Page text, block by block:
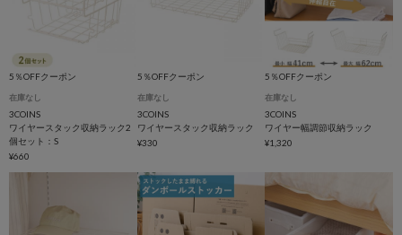
5％OFFクーポン
在庫なし
3COINS
ワイヤースタック収納ラック2
個セット：S
¥660
5％OFFクーポン
在庫なし
3COINS
ワイヤースタック収納ラック
¥330
5％OFFクーポン
在庫なし
3COINS
ワイヤー幅調節収納ラック
¥1,320